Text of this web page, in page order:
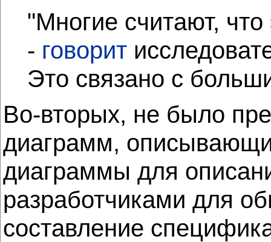
"Многие считают,
- говорит
Это связано с
Во-вторых, не было
диаграмм,
диаграммы для
разработчиками для
составление